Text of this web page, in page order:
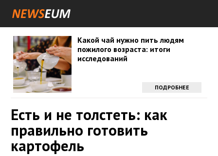
Какой чай нужно пить людям
пожилого возраста: итоги
исследований
ПОДРОБНЕЕ
Есть и не толстеть: как
правильно готовить
картофель